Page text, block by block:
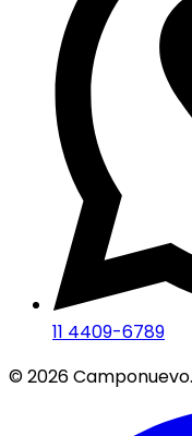
11 4409-6789
©2026